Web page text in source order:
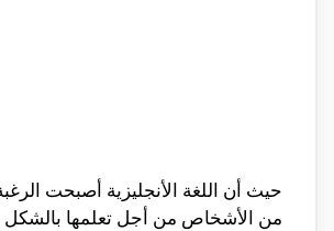
حيث أن اللغة الأنجليزية أصبحت
من الأشخاص من أجل تعلمها بالشكل